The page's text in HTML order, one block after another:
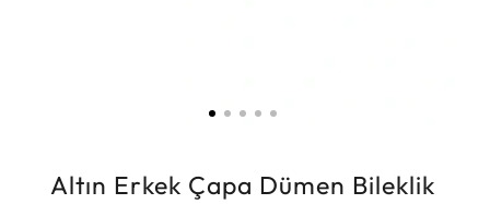
Altın Erkek Çapa Dümen Bileklik